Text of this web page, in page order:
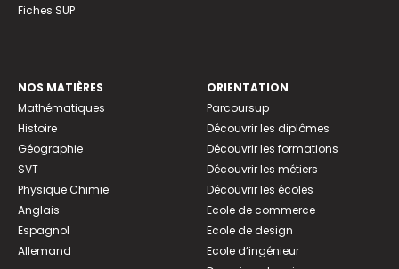
Fiches SUP
NOS MATIÈRES
Mathématiques
Histoire
Géographie
SVT
Physique Chimie
Anglais
Espagnol
Allemand
ORIENTATION
Parcoursup
Découvrir les diplômes
Découvrir les formations
Découvrir les métiers
Découvrir les écoles
Ecole de commerce
Ecole de design
Ecole d’ingénieur